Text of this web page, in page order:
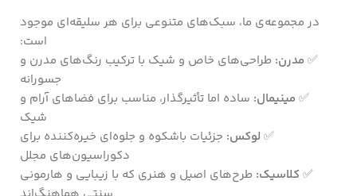
در مجموعه‌ی ما، سبک‌های متنوعی برای هر سلیقه‌ای موجود
است:
✅ مدرن: طراحی‌های خاص و شیک با ترکیب رنگ‌های مدرن و
جسورانه
✅ مینیمال: ساده اما تأثیرگذار، مناسب برای فضاهای آرام و
شیک
✅ لوکس: جزئیات باشکوه و جلوه‌ای خیره‌کننده برای
دکوراسیون‌های مجلل
✅ کلاسیک: طرح‌های اصیل و هنری که با زیبایی و هارمونی